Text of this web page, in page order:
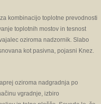
kombinacijo toplotne prevodnosti
toplotnih mostov in tesnost
oziroma nadzornik. Slabo
kot pasivna, pojasni Knez.
oziroma nadgradnja po
vgradnje, izbiro